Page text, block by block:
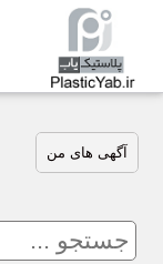
آگهی های من